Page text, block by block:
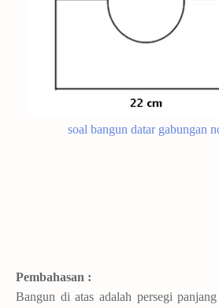
soal bangun datar gabungan
Pembahasan :
Bangun di atas adalah persegi